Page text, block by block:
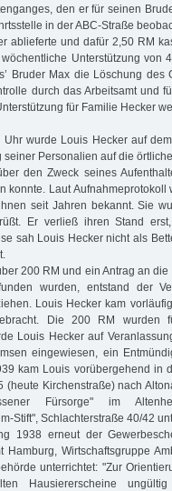
den er für seinen
in der ABC-Straße
ablieferte und dafür 2,50 RM
Unterstützung von
Bruder Max die Löschung des
durch das Arbeitsamt und
für Familie Hecker
wurde Louis Hecker auf
Personalien auf die
den Zweck seines
konnte. Laut Aufnahmeprotokoll
seit Jahren bekannt. Sie
Er verließ ihren Stand
sah Louis Hecker nicht als
200 RM und ein Antrag an
wurden, entstand der
Louis Hecker kam
Die 200 RM wurden
Louis Hecker auf
eingewiesen, ein
kam Louis vorübergehend in
(heute Kirchenstraße) nach
Fürsorge" im
Stift", Schlachterstraße 40/42
1938 erneut der
Hamburg, Wirtschaftsgruppe
unterrichtet: "Zur
Hausiererscheine